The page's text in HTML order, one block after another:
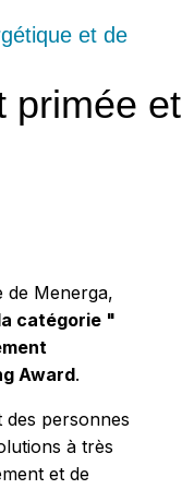
primée et
et de
de Menerga,
catégorie "
Award.
des personnes
à très
et de